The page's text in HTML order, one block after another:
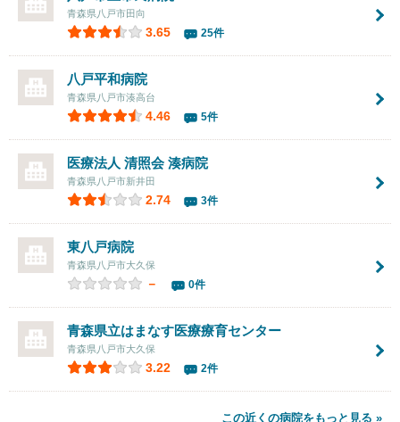
青森県八戸市田向
3.65 25件
八戸平和病院
青森県八戸市湊高台
4.46 5件
医療法人 清照会湊病院
青森県八戸市新井田
2.74 3件
東八戸病院
青森県八戸市大久保
－ 0件
青森県立はまなす医療療育センター
青森県八戸市大久保
3.22 2件
この近くの病院をもっと見る »